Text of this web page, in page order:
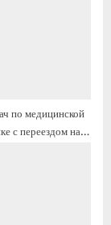
по медицинской
с переездом на